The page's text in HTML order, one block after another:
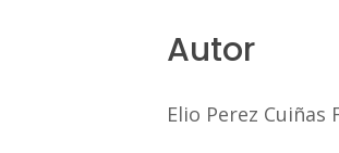
Autor
Elio Perez Cuiñas